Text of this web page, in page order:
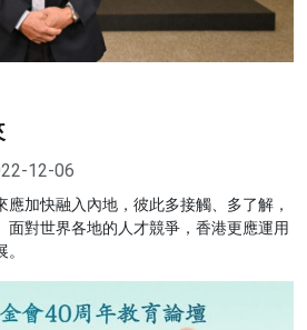
12-06
加快融入內地，彼此多接觸、多了解，
面對世界各地的人才競爭，香港更應運用